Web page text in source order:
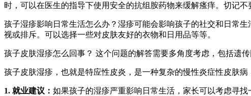
时，可以在医生的指导下使用安全的抗组胺药物来缓解瘙痒。切记不
孩子湿疹影响日常生活怎么办？湿疹可能会影响孩子的社交和日常
视或排斥。可以选择一些对皮肤友好的衣物和日用品等等。
孩子皮肤湿疹怎么回事？ 这个问题的解答需要多角度考虑，包括遗
孩子皮肤湿疹，也就是特应性皮炎，是一种复杂的慢性炎症性皮肤
1. 就业建议： 如果孩子的湿疹严重影响日常生活，家长可以考虑寻